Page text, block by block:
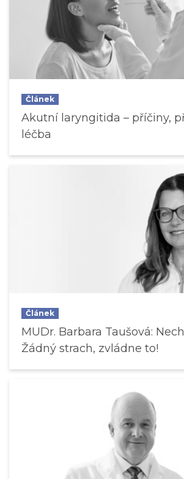
Článek
Akutní laryngitida – příčiny,
léčba
Článek
MUDr. Barbara Taušová:
Žádný strach, zvládne to!